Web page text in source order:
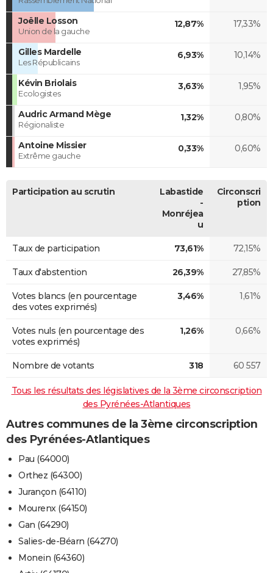
Joëlle Losson
Union de la gauche
12,87% 17,33%
Gilles Mardelle
Les Républicains
6,93% 10,14%
Kévin Briolais
Ecologistes
3,63% 1,95%
Audric Armand Mège
Régionaliste
1,32% 0,80%
Antoine Missier
Extrême gauche
0,33% 0,60%
Participation au scrutin
Labastide
-
Monréjea
u
Circonscri
ption
Taux de participation 73,61% 72,15%
Taux d'abstention 26,39% 27,85%
Votes blancs (en pourcentage
des votes exprimés)
3,46% 1,61%
Votes nuls (en pourcentage des
votes exprimés)
1,26% 0,66%
Nombre de votants 318 60 557
Tous les résultats des législatives de la 3ème circonscription
des Pyrénées-Atlantiques
Autres communes de la 3ème circonscription
des Pyrénées-Atlantiques
Pau (64000)
Orthez (64300)
Jurançon (64110)
Mourenx (64150)
Gan (64290)
Salies-de-Béarn (64270)
Monein (64360)